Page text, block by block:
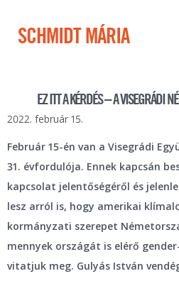
SCHMIDT MÁRIA
EZ ITT A KÉRDÉS – A VISEGRÁDI
2022. február 15.
Február 15-én van a Visegrádi
31. évfordulója. Ennek kapcsán
kapcsolat jelentőségéről és
lesz arról is, hogy amerikai
kormányzati szerepet
mennyek országát is elérő
vitatjuk meg. Gulyás István